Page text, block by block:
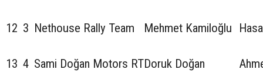
12 3 Nethouse Rally Team Mehmet Kamiloğlu
13 4 Sami Doğan Motors RTDoruk Doğan